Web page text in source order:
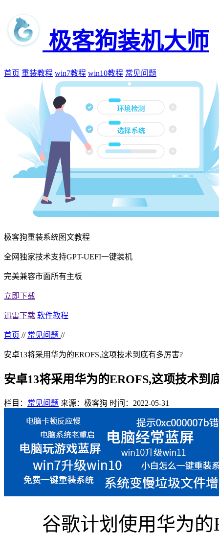
极客狗装机大师
首页 重装教程 win7教程 win10教程 常见问题
极客狗重装系统图文教程
全网独家技术支持GPT-UEFI一键装机
完美兼容市面所有主板
立即下载
迅雷下载 软件教程
首页 // 常见问题 //
安卓13将采用华为的EROFS,这项技术到底有多厉害?
安卓13将采用华为的EROFS,这项技术到
栏目： 常见问题 来源：极客狗 时间：2022-05-31
谷歌计划使用华为的